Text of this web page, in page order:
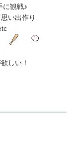
に観戦♪
い出作り
しい！